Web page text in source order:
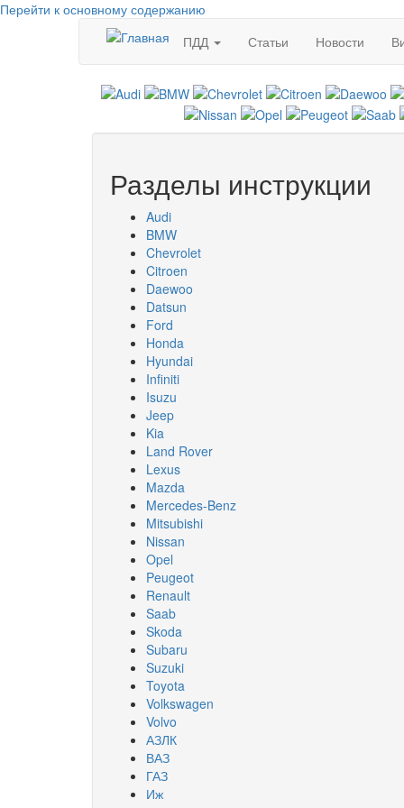
Перейти к основному содержанию
ПДД
Статьи Новости
Разделы инструкции
Audi
BMW
Chevrolet
Citroen
Daewoo
Datsun
Ford
Honda
Hyundai
Infiniti
Isuzu
Jeep
Kia
Land Rover
Lexus
Mazda
Mercedes-Benz
Mitsubishi
Nissan
Opel
Peugeot
Renault
Saab
Skoda
Subaru
Suzuki
Toyota
Volkswagen
Volvo
АЗЛК
ВАЗ
ГАЗ
Иж